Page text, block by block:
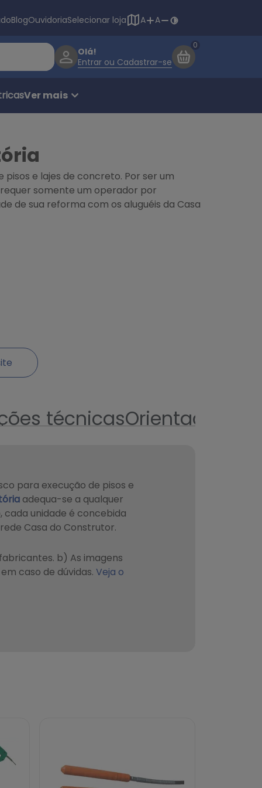
BlogOuvidoriaSelecionar loja A A
Olá!
Entrar ou Cadastrar-se
Ver mais
e lajes de concreto. Por ser um
requer somente um operador por
de sua reforma com os aluguéis da Casa
técnicasOrientações
para execução de pisos e
adequa-se a qualquer
unidade é concebida
Casa do Construtor.
b) As imagens
em caso de dúvidas. Veja o